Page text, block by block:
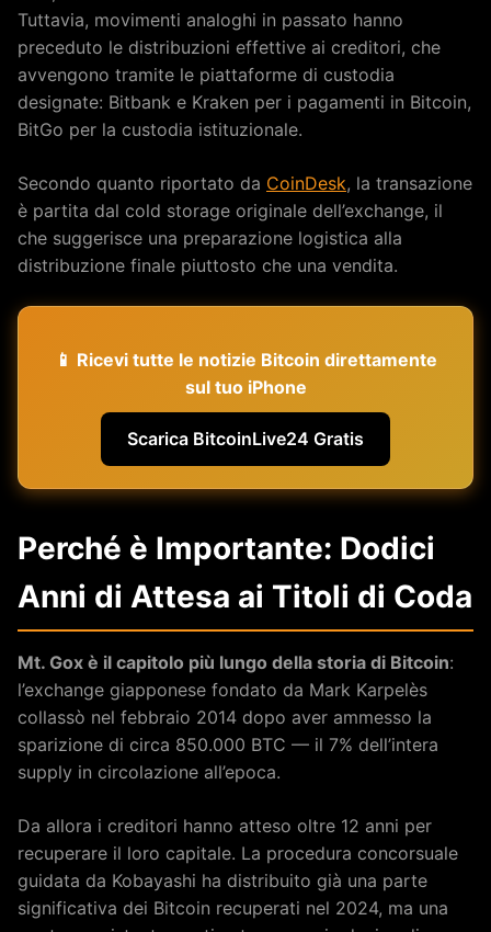
Tuttavia, movimenti analoghi in passato hanno
preceduto le distribuzioni effettive ai creditori, che
avvengono tramite le piattaforme di custodia
designate: Bitbank e Kraken per i pagamenti in Bitcoin,
BitGo per la custodia istituzionale.
Secondo quanto riportato da CoinDesk, la transazione
è partita dal cold storage originale dell’exchange, il
che suggerisce una preparazione logistica alla
distribuzione finale piuttosto che una vendita.
📱 Ricevi tutte le notizie Bitcoin direttamente
sul tuo iPhone
Scarica BitcoinLive24 Gratis
Perché è Importante: Dodici
Anni di Attesa ai Titoli di Coda
Mt. Gox è il capitolo più lungo della storia di Bitcoin:
l’exchange giapponese fondato da Mark Karpelès
collassò nel febbraio 2014 dopo aver ammesso la
sparizione di circa 850.000 BTC — il 7% dell’intera
supply in circolazione all’epoca.
Da allora i creditori hanno atteso oltre 12 anni per
recuperare il loro capitale. La procedura concorsuale
guidata da Kobayashi ha distribuito già una parte
significativa dei Bitcoin recuperati nel 2024, ma una